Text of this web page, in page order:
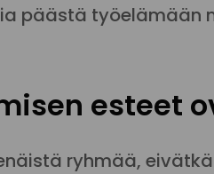
päästä työelämään
esteet
ryhmää,